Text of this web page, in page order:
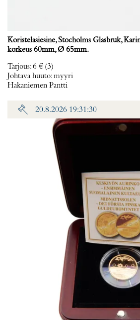
Koristelasiesine, Stocholms Glasbruk,
korkeus 60mm, Ø 65mm.
Tarjous:6 € (3)
Johtava huuto:myyri
Hakaniemen Pantti
20.8.2026 19:31:30